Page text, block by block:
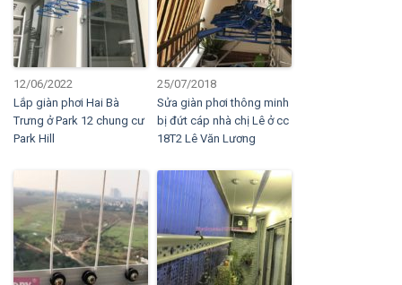
12/06/2022
Lắp giàn phơi Hai Bà
Trưng ở Park 12 chung cư
Park Hill
25/07/2018
Sửa giàn phơi thông minh
bị đứt cáp nhà chị Lê ở cc
18T2 Lê Văn Lương